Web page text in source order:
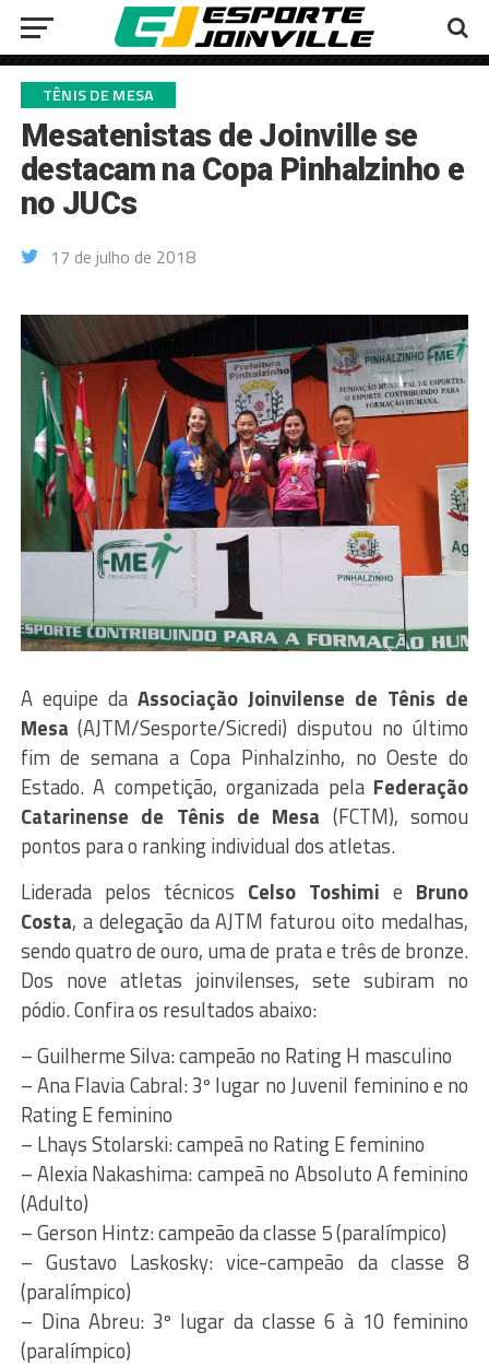
TÊNIS DE MESA
Mesatenistas de Joinville se
destacam na Copa Pinhalzinho e
no JUCs
17 de julho de 2018
A equipe da Associação Joinvilense de Tênis de
Mesa (AJTM/Sesporte/Sicredi) disputou no último
fim de semana a Copa Pinhalzinho, no Oeste do
Estado. A competição, organizada pela Federação
Catarinense de Tênis de Mesa (FCTM), somou
pontos para o ranking individual dos atletas.
Liderada pelos técnicos Celso Toshimi e Bruno
Costa, a delegação da AJTM faturou oito medalhas,
sendo quatro de ouro, uma de prata e três de bronze.
Dos nove atletas joinvilenses, sete subiram no
pódio. Confira os resultados abaixo:
– Guilherme Silva: campeão no Rating H masculino
– Ana Flavia Cabral: 3º lugar no Juvenil feminino e no
Rating E feminino
– Lhays Stolarski: campeã no Rating E feminino
– Alexia Nakashima: campeã no Absoluto A feminino
(Adulto)
– Gerson Hintz: campeão da classe 5 (paralímpico)
– Gustavo Laskosky: vice-campeão da classe 8
(paralímpico)
– Dina Abreu: 3º lugar da classe 6 à 10 feminino
(paralímpico)